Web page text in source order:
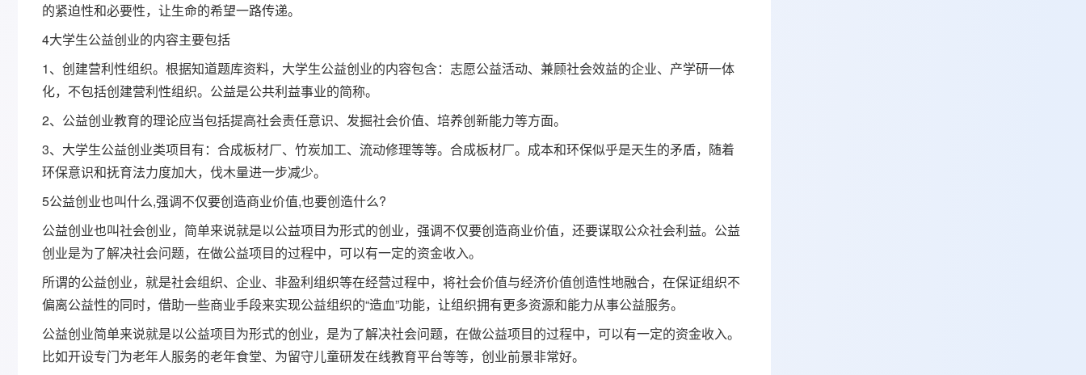
的紧迫性和必要性，让生命的希望一路传递。
4大学生公益创业的内容主要包括
1、创建营利性组织。根据知道题库资料，大学生公益创业的内容包含：志愿公益活动、兼顾社会效益的企业、产学研一体
化，不包括创建营利性组织。公益是公共利益事业的简称。
2、公益创业教育的理论应当包括提高社会责任意识、发掘社会价值、培养创新能力等方面。
3、大学生公益创业类项目有：合成板材厂、竹炭加工、流动修理等等。合成板材厂。成本和环保似乎是天生的矛盾，随着
环保意识和抚育法力度加大，伐木量进一步减少。
5公益创业也叫什么,强调不仅要创造商业价值,也要创造什么?
公益创业也叫社会创业，简单来说就是以公益项目为形式的创业，强调不仅要创造商业价值，还要谋取公众社会利益。公益
创业是为了解决社会问题，在做公益项目的过程中，可以有一定的资金收入。
所谓的公益创业，就是社会组织、企业、非盈利组织等在经营过程中，将社会价值与经济价值创造性地融合，在保证组织不
偏离公益性的同时，借助一些商业手段来实现公益组织的“造血”功能，让组织拥有更多资源和能力从事公益服务。
公益创业简单来说就是以公益项目为形式的创业，是为了解决社会问题，在做公益项目的过程中，可以有一定的资金收入。
比如开设专门为老年人服务的老年食堂、为留守儿童研发在线教育平台等等，创业前景非常好。